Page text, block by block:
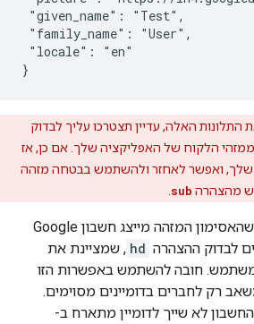
"given_name": "Test",
"family_name": "User",
"locale": "en"
}
האלה, עדיין תצטרכו עליך לבדוק
הלקוח של האפליקציה שלך. אם כן, אז
שלך, ואפשר לאחזר ולהשתמש בבטחה מזהה
sub
אם אתם צריכים לוודא שהאסימון המזהה מייצג חשבון Google
hd , שמציינת את
חובה להשתמש באפשרות הזו
רק לחברים בדומיינים מסוימים.
לא שייך לדומיין מתארח ב-